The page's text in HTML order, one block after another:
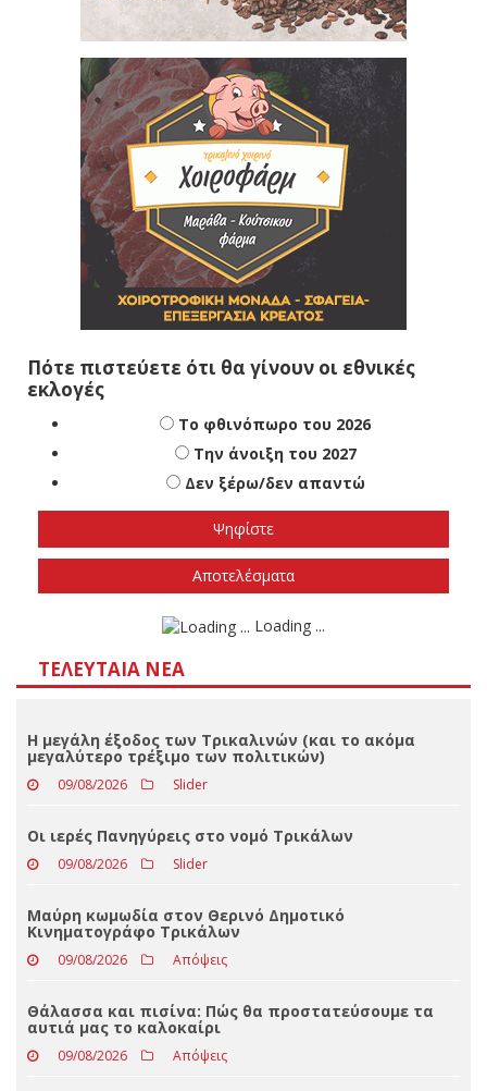
Πότε πιστεύετε ότι θα γίνουν οι εθνικές
εκλογές
Το φθινόπωρο του 2026
Την άνοιξη του 2027
Δεν ξέρω/δεν απαντώ
ΤΕΛΕΥΤΑΊΑ ΝΈΑ
Η μεγάλη έξοδος των Τρικαλινών (και το ακόμα
μεγαλύτερο τρέξιμο των πολιτικών)
Οι ιερές Πανηγύρεις στο νομό Τρικάλων
09/08/2026 Slider
Μαύρη κωμωδία στον Θερινό Δημοτικό
Κινηματογράφο Τρικάλων
09/08/2026 Απόψεις